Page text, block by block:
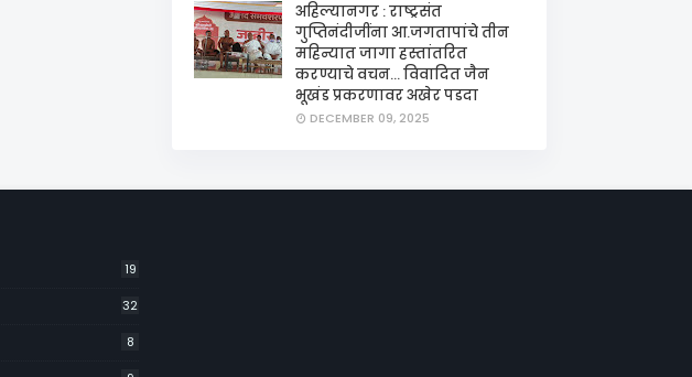
अहिल्यानगर : राष्ट्रसंत
गुप्तिनंदीजींना आ.जगतापांचे तीन
महिन्यात जागा हस्तांतरित
करण्याचे वचन... विवादित जैन
भूखंड प्रकरणावर अखेर पडदा
DECEMBER 09, 2025
19
32
8